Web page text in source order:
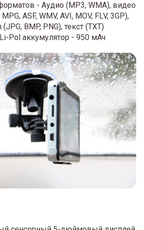
- Аудио (MP3, WMA), видео
ASF, WMV, AVI, MOV, FLV, 3GP),
BMP, PNG), текст (TXT)
Pol аккумулятор - 950 мАч